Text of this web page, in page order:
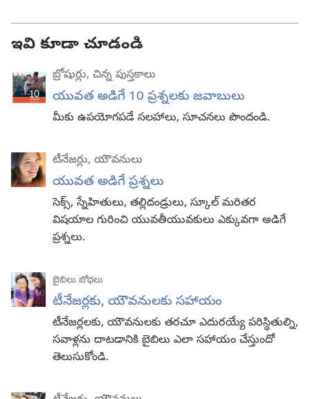
ఇవి కూడా చూడండి
బ్రోషుర్లు, చిన్న పుస్తకాలు
యువత అడిగే 10 ప్రశ్నలకు జవాబులు
మీకు ఉపయోగపడే సలహాలు, సూచనలు పొందండి.
టీనేజర్లు, యౌవనులు
యువత అడిగే ప్రశ్నలు
సెక్స్‌, స్నేహితులు, తల్లిదండ్రులు, స్కూల్‌ మరితర
విషయాల గురించి యువతీయువకులు ఎక్కువగా అడిగే
ప్రశ్నలు.
బైబిలు బోధలు
టీనేజర్లకు, యౌవనులకు సహాయం
టీనేజర్లలకు, యౌవనులకు తరచూ ఎదురయ్యే పరిస్థితుల్ని,
సవాళ్లను దాటడానికి బైబిలు ఎలా సహాయం చేస్తుందో
తెలుసుకోండి.